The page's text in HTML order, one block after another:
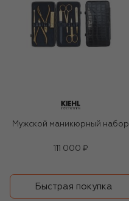
Мужской маникюрный набор
111 000 ₽
Быстрая покупка